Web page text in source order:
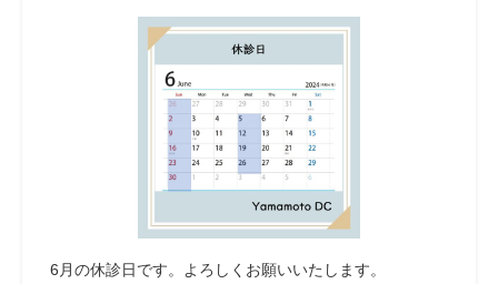
6月の休診日です。よろしくお願いいたします。